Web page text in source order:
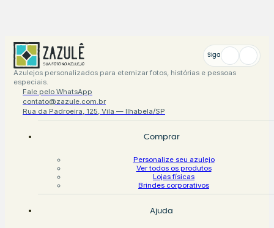
Siga
Azulejos personalizados para eternizar fotos, histórias e pessoas
especiais.
Fale pelo WhatsApp
contato@zazule.com.br
Rua da Padroeira, 125, Vila — Ilhabela/SP
Comprar
Personalize seu azulejo
Ver todos os produtos
Lojas físicas
Brindes corporativos
Ajuda